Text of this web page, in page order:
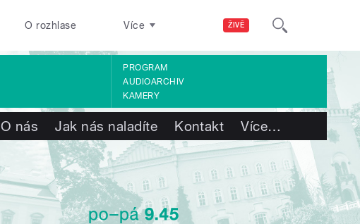
ŽIVĚ
O rozhlase Více
PROGRAM
AUDIOARCHIV
KAMERY
O nás Jak nás naladíte Kontakt Více…